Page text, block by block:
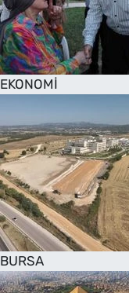
EKONOMİ
BURSA
SAĞLIK
TV REHBERİ